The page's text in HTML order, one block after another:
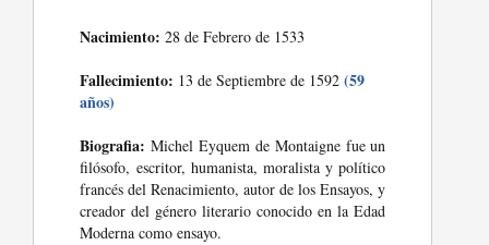
Nacimiento: 28 de Febrero de 1533
Fallecimiento: 13 de Septiembre de 1592(59
años)
Biografia: Michel Eyquem de Montaigne fue un
filósofo, escritor, humanista, moralista y político
francés del Renacimiento, autor de los Ensayos, y
creador del género literario conocido en la Edad
Moderna como ensayo.